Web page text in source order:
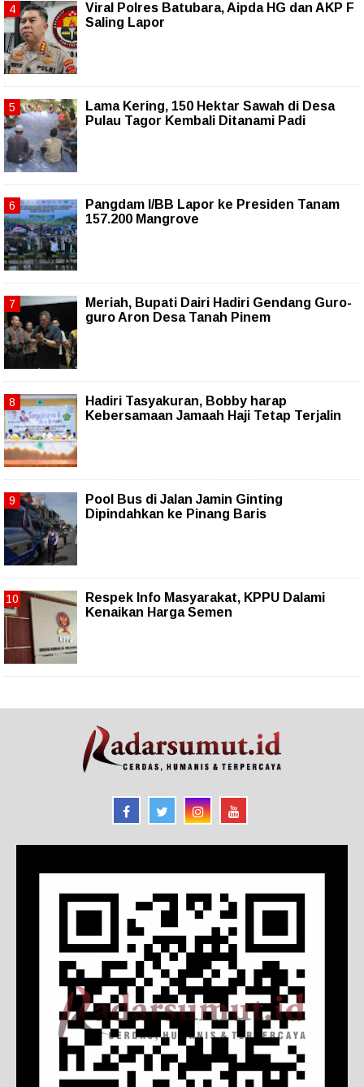
Viral Polres Batubara, Aipda HG dan AKP F
Saling Lapor
Lama Kering, 150 Hektar Sawah di Desa
Pulau Tagor Kembali Ditanami Padi
Pangdam I/BB Lapor ke Presiden Tanam
157.200 Mangrove
Meriah, Bupati Dairi Hadiri Gendang Guro-
guro Aron Desa Tanah Pinem
Hadiri Tasyakuran, Bobby harap
Kebersamaan Jamaah Haji Tetap Terjalin
Pool Bus di Jalan Jamin Ginting
Dipindahkan ke Pinang Baris
Respek Info Masyarakat, KPPU Dalami
Kenaikan Harga Semen